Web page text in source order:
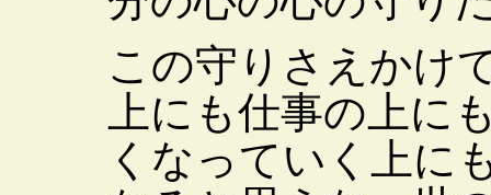
この守りさえかけ
上にも仕事の上に
くなっていく上